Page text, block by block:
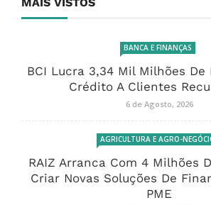
BANCA E FINANÇAS
BCI Lucra 3,34 Mil Milhões De
Crédito A Clientes
6 de Agosto, 2026
AGRICULTURA E AGRO-
RAIZ Arranca Com 4 Milhões
Criar Novas Soluções De
PME